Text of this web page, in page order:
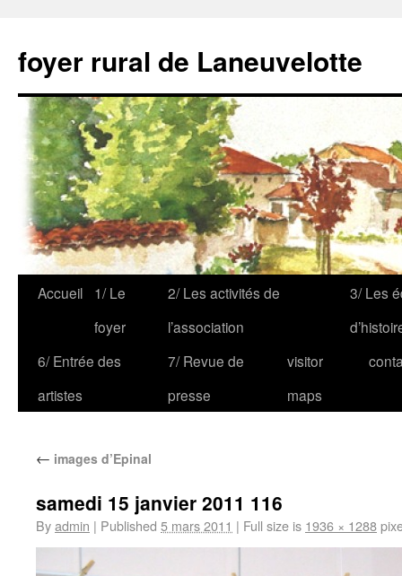
foyer rural de Laneuvelotte
Accueil
1/ Le
foyer
2/ Les activités de
l’association
3/ Les
6/ Entrée des
artistes
7/ Revue de
presse
visitor
maps
← images d’Epinal
samedi 15 janvier 2011 116
Byadmin | Published 5 mars 2011 | Full size is 1936 × 1288